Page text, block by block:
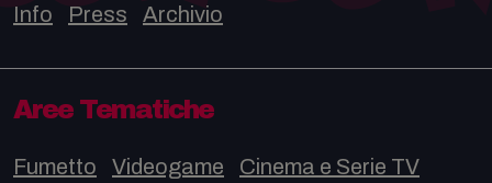
Info Press Archivio
Aree Tematiche
Fumetto Videogame
Cinema e Serie TV